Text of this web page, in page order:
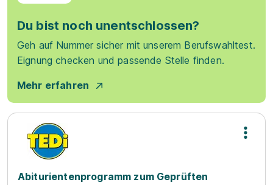
Du bist noch unentschlossen?
Geh auf Nummer sicher mit unserem Berufswahltest.
Eignung checken und passende Stelle finden.
Mehr erfahren
Abiturientenprogramm zum Geprüften